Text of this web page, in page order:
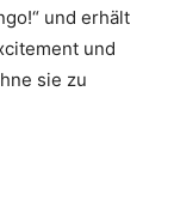
und erhält
und
sie zu